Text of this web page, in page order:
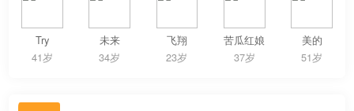
Try
41岁
未来
34岁
飞翔
23岁
苦瓜红娘
37岁
美的
51岁